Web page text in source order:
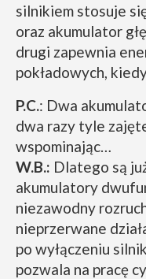
silnikiem stosuje
oraz akumulator
drugi zapewnia
pokładowych,
P.C.: Dwa
dwa razy tyle
wspominając…
W.B.: Dlatego są
akumulatory
niezawodny
nieprzerwane
po wyłączeniu
pozwala na pracę